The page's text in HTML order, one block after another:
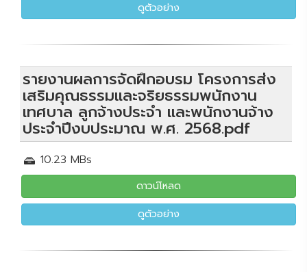
ดูตัวอย่าง
รายงานผลการจัดฝึกอบรม โครงการส่ง
เสริมคุณธรรมและจริยธรรมพนักงาน
เทศบาล ลูกจ้างประจำ และพนักงานจ้าง
ประจำปีงบประมาณ พ.ศ. 2568.pdf
10.23 MBs
ดาวน์โหลด
ดูตัวอย่าง